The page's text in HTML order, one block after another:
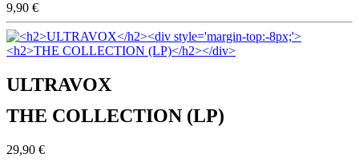
9,90 €
ULTRAVOX
THE COLLECTION (LP)
29,90 €